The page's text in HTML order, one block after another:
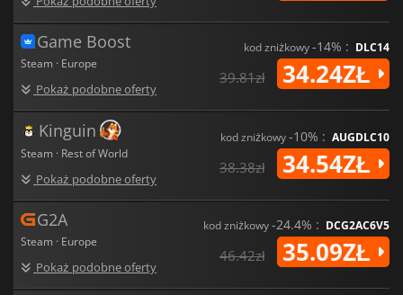
Game Boost
Steam · Europe
Pokaż podobne oferty
kod zniżkowy-14% : DLC14
39.81zł 34.24ZŁ
Kinguin
Steam · Rest of World
Pokaż podobne oferty
kod zniżkowy-10% : AUGDLC10
38.38zł 34.54ZŁ
G2A
Steam · Europe
Pokaż podobne oferty
kod zniżkowy-24.4% : DCG2AC6V5
46.42zł 35.09ZŁ